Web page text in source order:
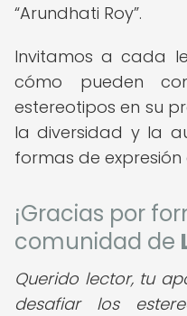
Arundhati Roy .
Invitamos a cada
cómo pueden
estereotipos en su
la diversidad y la
formas de
¡Gracias por
comunidad de
Querido lector, tu
desafiar los